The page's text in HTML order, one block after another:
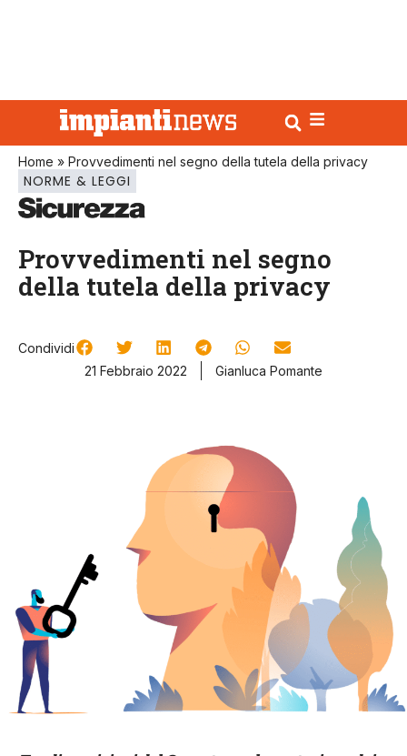
Home » Provvedimenti nel segno della tutela della privacy
NORME & LEGGI
Provvedimenti nel segno
della tutela della privacy
Condividi
21 Febbraio 2022
Gianluca Pomante